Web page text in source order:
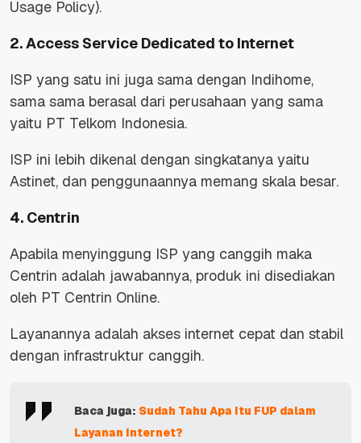
Usage Policy).
2.Access Service Dedicated to Internet
ISP yang satu ini juga sama dengan Indihome,
sama sama berasal dari perusahaan yang sama
yaitu PT Telkom Indonesia.
ISP ini lebih dikenal dengan singkatanya yaitu
Astinet, dan penggunaannya memang skala besar.
4. Centrin
Apabila menyinggung ISP yang canggih maka
Centrin adalah jawabannya, produk ini disediakan
oleh PT Centrin Online.
Layanannya adalah akses internet cepat dan stabil
dengan infrastruktur canggih.
Baca juga: Sudah Tahu Apa Itu FUP dalam
Layanan Internet?